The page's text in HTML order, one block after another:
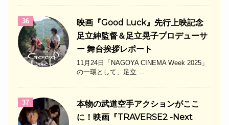
36
映画『Good Luck』先行上映記念
足立紳監督＆足立晃子プロデューサ
ー 舞台挨拶レポート
11月24日「NAGOYA CINEMA Week 2025」
の一環として、足立 ...
37
本物の武道空手アクションがここ
に！映画『TRAVERSE2 -Next